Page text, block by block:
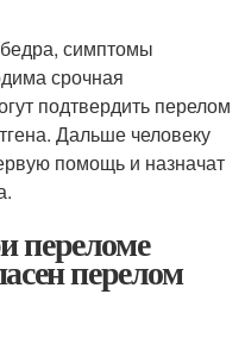
симптомы
срочная
подтвердить перелом
Дальше человеку
помощь и назначат
переломе
перелом